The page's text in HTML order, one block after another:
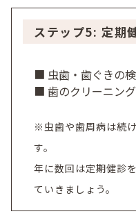
ステップ5: 定期
■ 虫歯・歯ぐきの
■ 歯のクリーニン
※虫歯や歯周病は続
す。
年に数回は定期健診
ていきましょう。